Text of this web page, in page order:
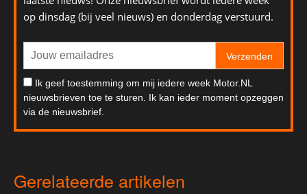
op dinsdag (bij veel nieuws) en donderdag verstuurd.
Verzenden
Ik geef toestemming om mij iedere week Motor.NL
nieuwsbrieven toe te sturen. Ik kan ieder moment opzeggen
via de nieuwsbrief.
Gerelateerde artikelen